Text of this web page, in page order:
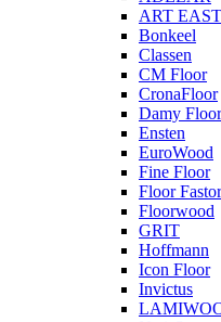
ART EAST
Bonkeel
Classen
CM Floor
CronaFloor
Damy Floor
Ensten
EuroWood
Fine Floor
Floor Fastor
Floorwood
GRIT
Hoffmann
Icon Floor
Invictus